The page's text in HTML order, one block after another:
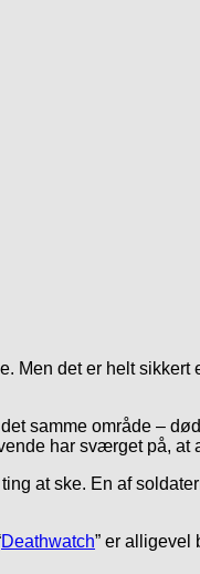
Men det er helt sikkert
samme område –
har sværget på, at
at ske. En af
Deathwatch” er alligevel